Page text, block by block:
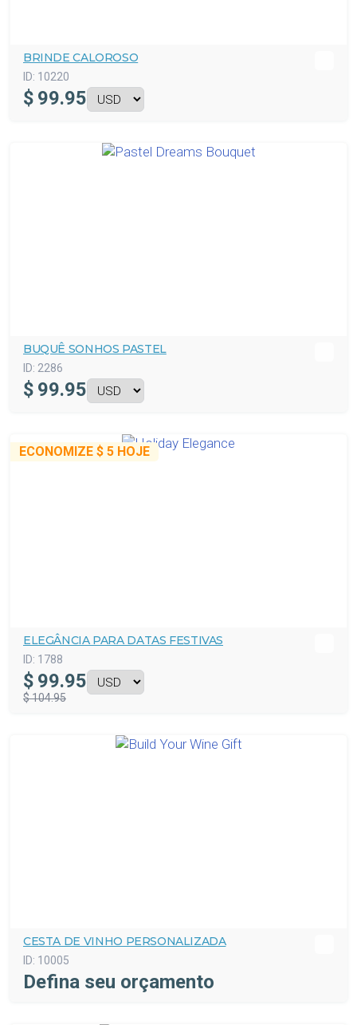
BRINDE CALOROSO
ID: 10220
$ 99.95
BUQUÊ SONHOS PASTEL
ID: 2286
$ 99.95
ECONOMIZE $ 5 HOJE
ELEGÂNCIA PARA DATAS FESTIVAS
ID: 1788
$ 99.95
$ 104.95
CESTA DE VINHO PERSONALIZADA
ID: 10005
Defina seu orçamento